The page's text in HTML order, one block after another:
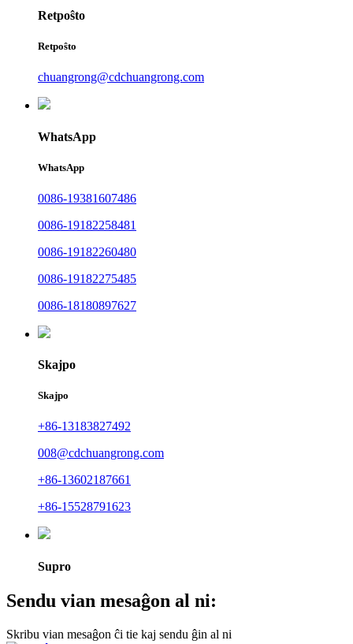
Retpoŝto
Retpoŝto
chuangrong@cdchuangrong.com
WhatsApp
WhatsApp
0086-19381607486
0086-19182258481
0086-19182260480
0086-19182275485
0086-18180897627
Skajpo
Skajpo
+86-13183827492
008@cdchuangrong.com
+86-13602187661
+86-15528791623
Supro
Sendu vian mesaĝon al ni:
Skribu vian mesaĝon ĉi tie kaj sendu ĝin al ni